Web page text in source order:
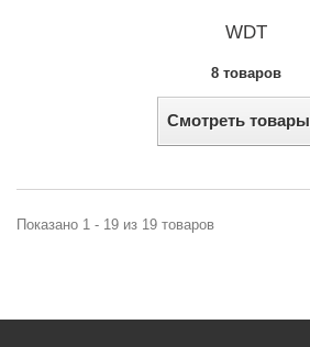
WDT
8 товаров
Смотреть товары
Показано 1 - 19 из 19 товаров